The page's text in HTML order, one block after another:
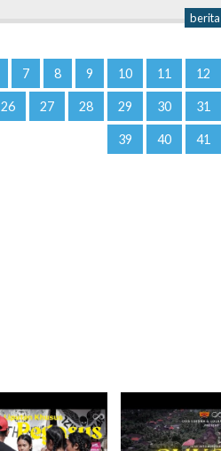
berita
7 8 9 10 11 12
26 27 28 29 30 31
39 40 41